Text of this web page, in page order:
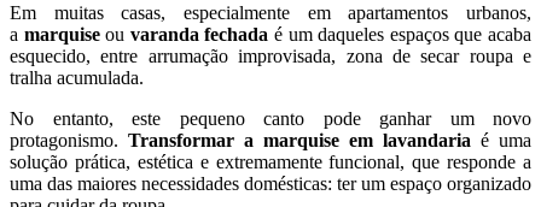
Em muitas casas, especialmente em apartamentos urbanos,
a marquiseou varanda fechada é um daqueles espaços que acaba
esquecido, entre arrumação improvisada, zona de secar roupa e
tralha acumulada.
No entanto, este pequeno canto pode ganhar um novo
protagonismo. Transformar a marquise em lavandaria é uma
solução prática, estética e extremamente funcional, que responde a
uma das maiores necessidades domésticas: ter um espaço organizado